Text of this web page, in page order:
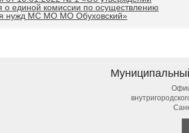
о единой комиссии по осуществлению
нужд МС МО МО Обуховский»